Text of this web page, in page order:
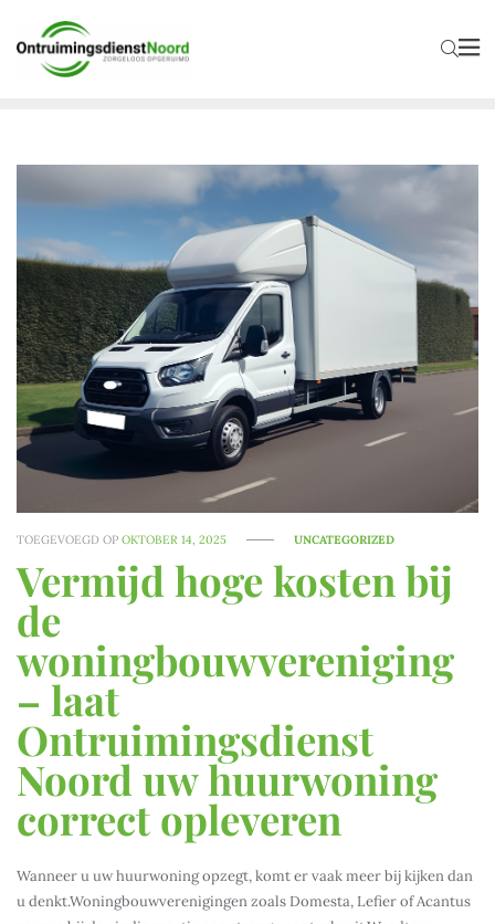
TOEGEVOEGD OPOKTOBER 14, 2025 UNCATEGORIZED
Vermijd hoge kosten bij
de
woningbouwvereniging
– laat
Ontruimingsdienst
Noord uw huurwoning
correct opleveren
Wanneer u uw huurwoning opzegt, komt er vaak meer bij kijken dan
u denkt.Woningbouwverenigingen zoals Domesta, Lefier of Acantus